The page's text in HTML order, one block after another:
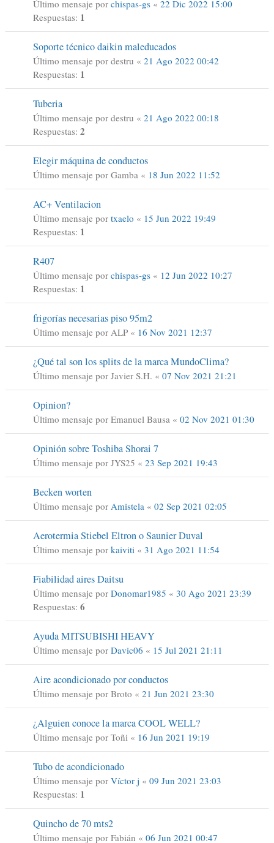
Último mensaje por chispas-gs « 22 Dic 2022 15:00
Respuestas: 1
Soporte técnico daikin maleducados
Último mensaje por destru « 21 Ago 2022 00:42
Respuestas: 1
Tuberia
Último mensaje por destru « 21 Ago 2022 00:18
Respuestas: 2
Elegir máquina de conductos
Último mensaje por Gamba « 18 Jun 2022 11:52
AC+ Ventilacion
Último mensaje por txaelo « 15 Jun 2022 19:49
Respuestas: 1
R407
Último mensaje por chispas-gs « 12 Jun 2022 10:27
Respuestas: 1
frigorías necesarias piso 95m2
Último mensaje por ALP « 16 Nov 2021 12:37
¿Qué tal son los splits de la marca MundoClima?
Último mensaje por Javier S.H. « 07 Nov 2021 21:21
Opinion?
Último mensaje por Emanuel Bausa « 02 Nov 2021 01:30
Opinión sobre Toshiba Shorai 7
Último mensaje por JYS25 « 23 Sep 2021 19:43
Becken worten
Último mensaje por Amistela « 02 Sep 2021 02:05
Aerotermia Stiebel Eltron o Saunier Duval
Último mensaje por kaiviti « 31 Ago 2021 11:54
Fiabilidad aires Daitsu
Último mensaje por Donomar1985 « 30 Ago 2021 23:39
Respuestas: 6
Ayuda MITSUBISHI HEAVY
Último mensaje por Davic06 « 15 Jul 2021 21:11
Aire acondicionado por conductos
Último mensaje por Broto « 21 Jun 2021 23:30
¿Alguien conoce la marca COOL WELL?
Último mensaje por Toñi « 16 Jun 2021 19:19
Tubo de acondicionado
Último mensaje por Víctor j « 09 Jun 2021 23:03
Respuestas: 1
Quincho de 70 mts2
Último mensaje por Fabián « 06 Jun 2021 00:47